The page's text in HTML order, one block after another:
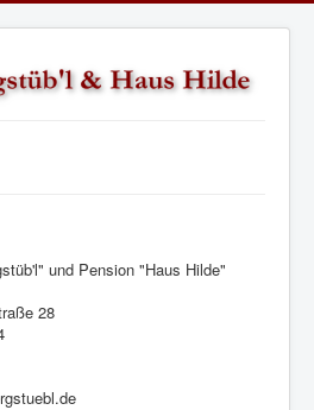
und Pension "Haus Hilde"
28